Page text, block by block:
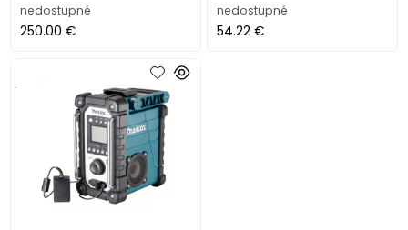
nedostupné
250.00 €
nedostupné
54.22 €
.